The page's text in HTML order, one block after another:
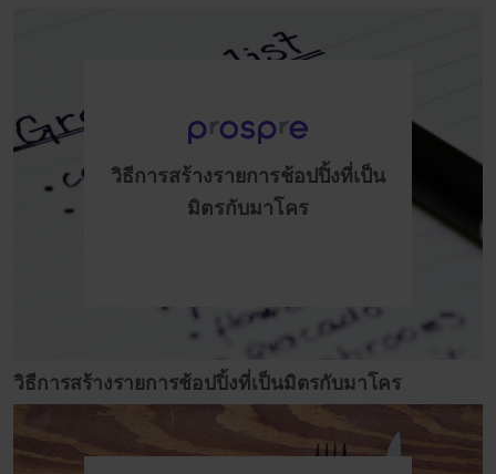
วิธีการสร้างรายการช้อปปิ้งที่เป็น
มิตรกับมาโคร
วิธีการสร้างรายการช้อปปิ้งที่เป็นมิตรกับมาโคร